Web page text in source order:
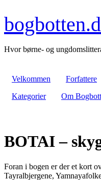
til
indhold
Hvor børne- og
Velkommen Forfattere
Kategorier
Om
BOTAI –
Foran i bogen er der et kort
Tayralbjergene,